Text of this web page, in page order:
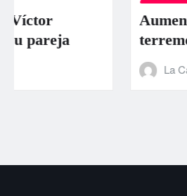
Aumentan a 589 los
terremotos en Venezuela
Jun 26,